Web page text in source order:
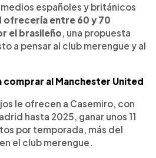
españoles y británicos
ofrecería entre 60 y 70
el brasileño , una propuesta
a pensar al club merengue y al
comprar al Manchester United
le ofrecen a Casemiro, con
hasta 2025, ganar unos 11
por temporada, más del
el club merengue.